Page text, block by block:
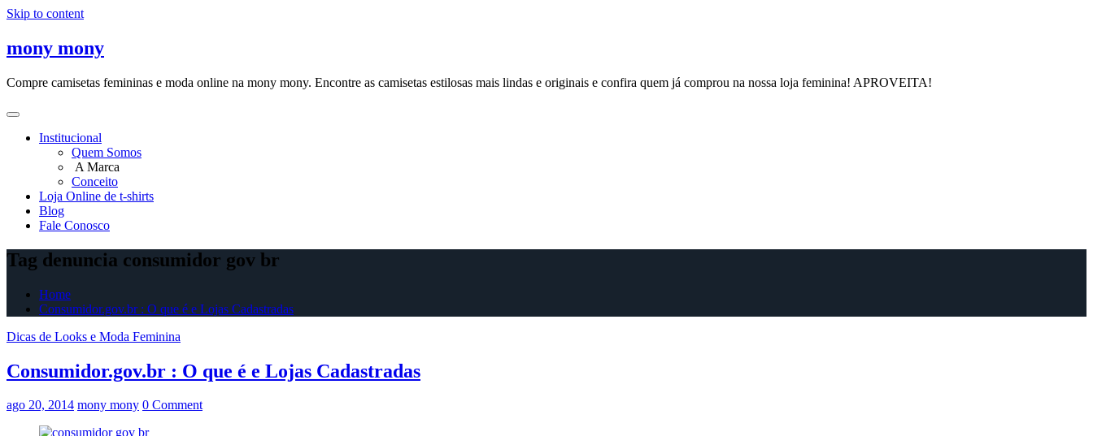
Skip to content
mony mony
Compre camisetas femininas e moda online na mony mony. Encontre as camisetas estilosas mais lindas e originais e confira quem já comprou na nossa loja feminina! APROVEITA!
Institucional
Quem Somos
A Marca
Conceito
Loja Online de t-shirts
Blog
Fale Conosco
Tag denuncia consumidor gov br
Home
Consumidor.gov.br : O que é e Lojas Cadastradas
Dicas de Looks e Moda Feminina
Consumidor.gov.br : O que é e Lojas Cadastradas
ago 20, 2014 mony mony 0 Comment